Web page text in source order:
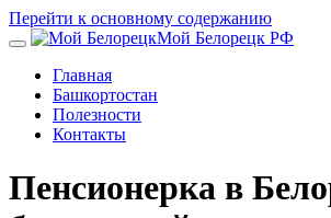
Перейти к основному содержанию
Мой Белорецк РФ
Главная
Башкортостан
Полезности
Контакты
Пенсионерка в